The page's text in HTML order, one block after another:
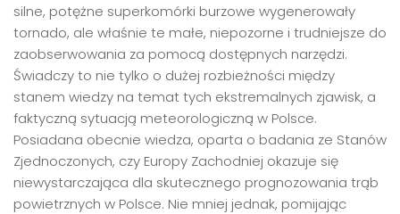
silne, potężne superkomórki burzowe wygenerowały
tornado, ale właśnie te małe, niepozorne i trudniejsze do
zaobserwowania za pomocą dostępnych narzędzi.
Świadczy to nie tylko o dużej rozbieżności między
stanem wiedzy na temat tych ekstremalnych zjawisk, a
faktyczną sytuacją meteorologiczną w Polsce.
Posiadana obecnie wiedza, oparta o badania ze Stanów
Zjednoczonych, czy Europy Zachodniej okazuje się
niewystarczająca dla skutecznego prognozowania trąb
powietrznych w Polsce. Nie mniej jednak, pomijając